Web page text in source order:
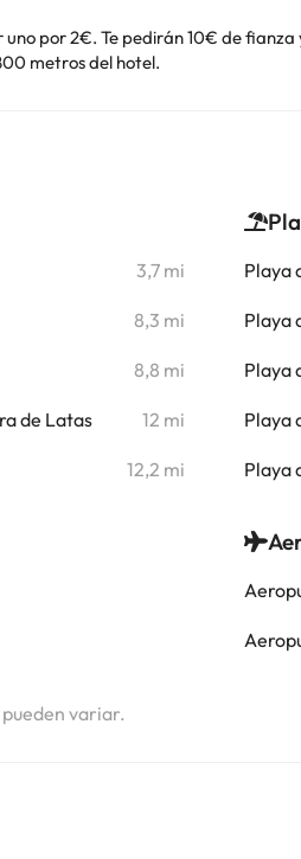
por 2€. Te pedirán 10€ de
metros del hotel.
3,7 mi
8,3 mi
8,8 mi
de Latas 12 mi
12,2 mi
Playa
Playa
Playa
Playa
Playa
variar.